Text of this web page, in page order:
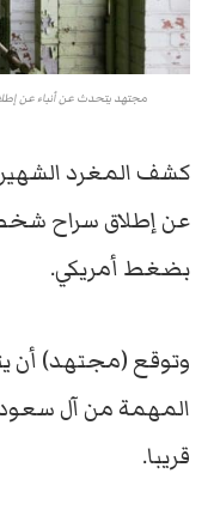
مجتهد يتحدث عن أنباء عن
كشف المغرد الشهير
عن إطلاق سراح
بضغط أمريكي.
وتوقع (مجتهد) أن
المهمة من آل
قريبا.